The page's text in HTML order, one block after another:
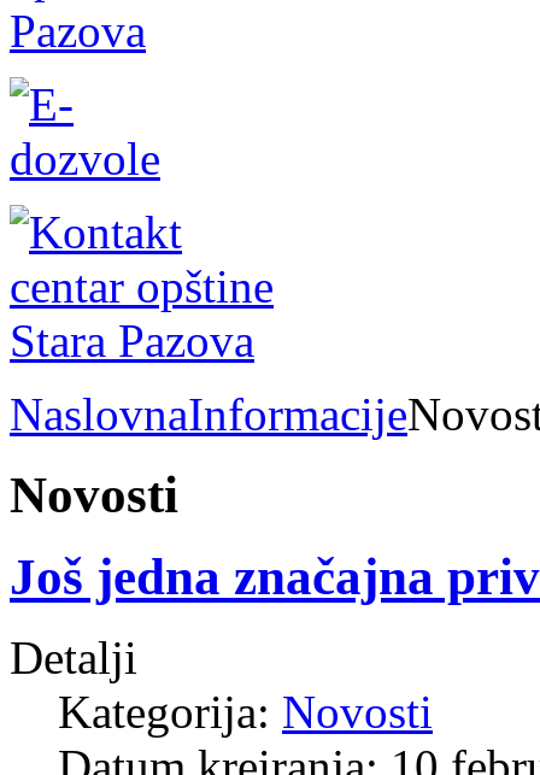
NaslovnaInformacije
Novosti
Još jedna značajna
Detalji
Kategorija: Novosti